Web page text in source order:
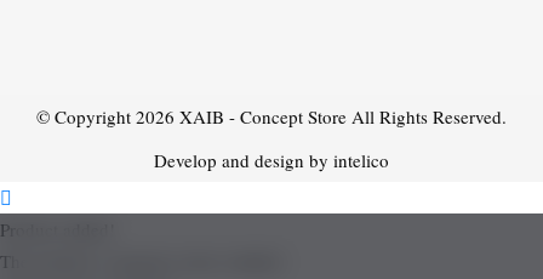
© Copyright 2026 XAIB - Concept Store All Rights Reserved.
Develop and design by intelico
Product added!
The product is already in the wishlist!